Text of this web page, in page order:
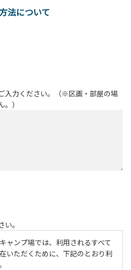
法について
入力ください。（※区画・部屋の場
）
。
ャンプ場では、利用されるすべて
いただくために、下記のとおり利